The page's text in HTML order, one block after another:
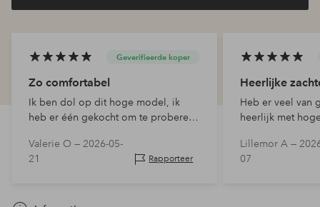
Geverifieerde koper
Zo comfortabel
Ik ben dol op dit hoge model, ik
heb er één gekocht om te proberen
Valerie O — 2026-05-
21
Rapporteer
Heerlijke
Heb er veel van
heerlijk met
Lillemor A —
07